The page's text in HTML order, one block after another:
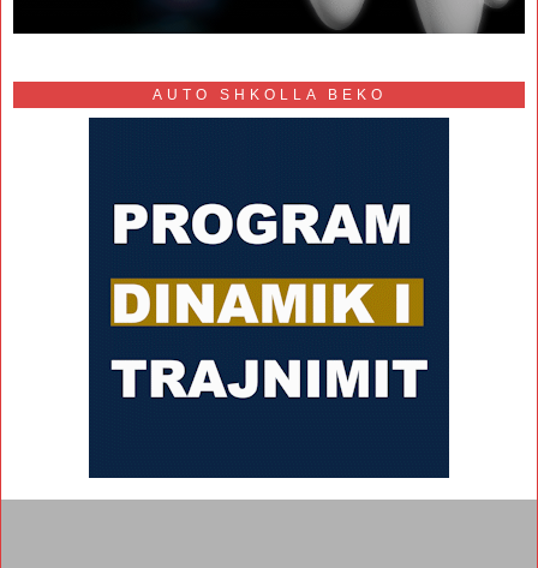
AUTO SHKOLLA BEKO